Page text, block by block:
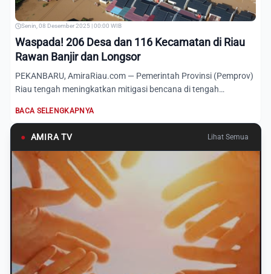
Senin, 08 Desember 2025 | 00:00 WIB
Waspada! 206 Desa dan 116 Kecamatan di Riau
Rawan Banjir dan Longsor
PEKANBARU, AmiraRiau.com — Pemerintah Provinsi (Pemprov)
Riau tengah meningkatkan mitigasi bencana di tengah
BACA SELENGKAPNYA
● AMIRA TV Lihat Semua